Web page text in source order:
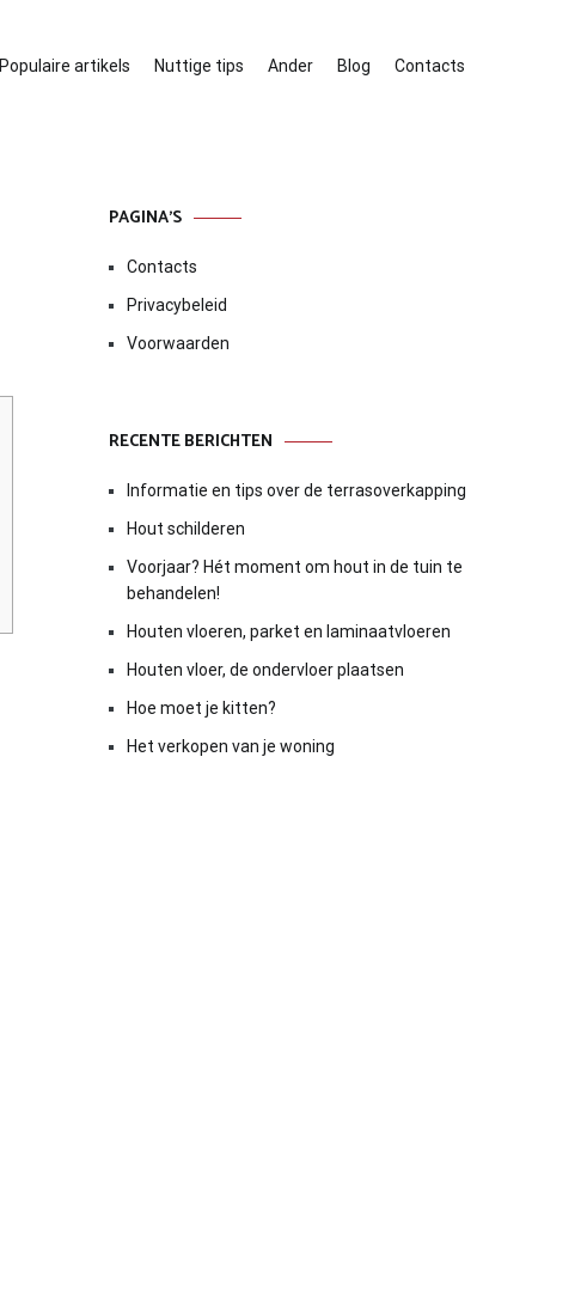
Populaire artikels Nuttige tips Ander Blog Contacts
PAGINA’S
Contacts
Privacybeleid
Voorwaarden
RECENTE BERICHTEN
Informatie en tips over de terrasoverkapping
Hout schilderen
Voorjaar? Hét moment om hout in de tuin te
behandelen!
Houten vloeren, parket en laminaatvloeren
Houten vloer, de ondervloer plaatsen
Hoe moet je kitten?
Het verkopen van je woning